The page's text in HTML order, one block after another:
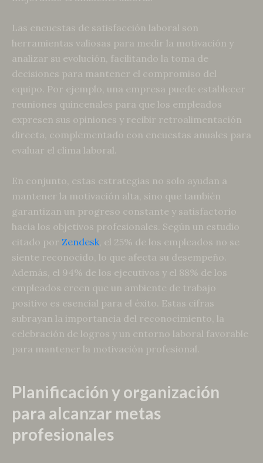
Las encuestas de satisfacción laboral son
herramientas valiosas para medir la motivación y
analizar su evolución, facilitando la toma de
decisiones para mantener el compromiso del
equipo. Por ejemplo, una empresa puede establecer
reuniones quincenales para que los empleados
expresen sus opiniones y recibir retroalimentación
directa, complementado con encuestas anuales para
evaluar el clima laboral.
En conjunto, estas estrategias no solo ayudan a
mantener la motivación alta, sino que también
garantizan un progreso constante y satisfactorio
hacia los objetivos profesionales. Según un estudio
citado por Zendesk , el 25% de los empleados no se
siente reconocido, lo que afecta su desempeño.
Además, el 94% de los ejecutivos y el 88% de los
empleados creen que un ambiente de trabajo
positivo es esencial para el éxito. Estas cifras
subrayan la importancia del reconocimiento, la
celebración de logros y un entorno laboral favorable
para mantener la motivación profesional.
Planificación y organización
para alcanzar metas
profesionales